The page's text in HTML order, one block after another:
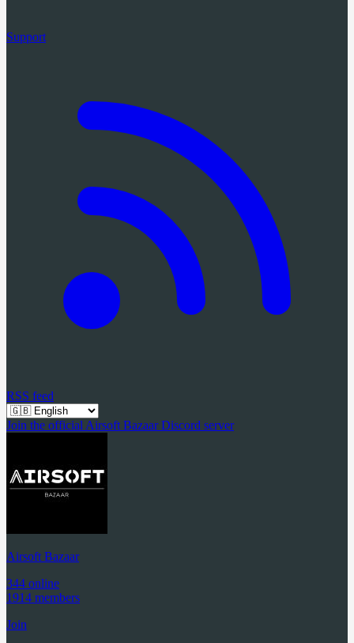
Support
RSS feed
Join the official Airsoft Bazaar Discord server
Airsoft Bazaar
344 online
1914 members
Join